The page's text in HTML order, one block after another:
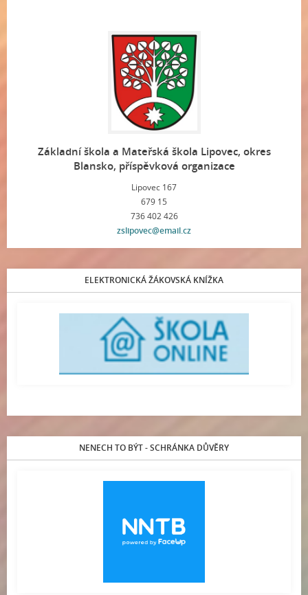
Základní škola a Mateřská škola Lipovec, okres
Blansko, příspěvková organizace
Lipovec 167
679 15
736 402 426
zslipovec@email.cz
ELEKTRONICKÁ ŽÁKOVSKÁ KNÍŽKA
NENECH TO BÝT - SCHRÁNKA DŮVĚRY